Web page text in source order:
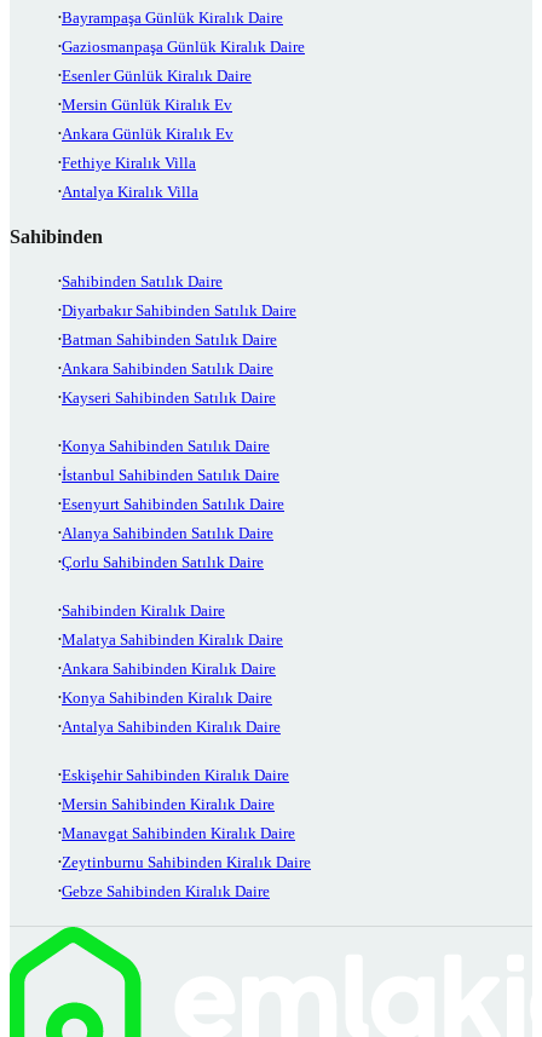
Bayrampaşa Günlük Kiralık Daire
Gaziosmanpaşa Günlük Kiralık Daire
Esenler Günlük Kiralık Daire
Mersin Günlük Kiralık Ev
Ankara Günlük Kiralık Ev
Fethiye Kiralık Villa
Antalya Kiralık Villa
Sahibinden
Sahibinden Satılık Daire
Diyarbakır Sahibinden Satılık Daire
Batman Sahibinden Satılık Daire
Ankara Sahibinden Satılık Daire
Kayseri Sahibinden Satılık Daire
Konya Sahibinden Satılık Daire
İstanbul Sahibinden Satılık Daire
Esenyurt Sahibinden Satılık Daire
Alanya Sahibinden Satılık Daire
Çorlu Sahibinden Satılık Daire
Sahibinden Kiralık Daire
Malatya Sahibinden Kiralık Daire
Ankara Sahibinden Kiralık Daire
Konya Sahibinden Kiralık Daire
Antalya Sahibinden Kiralık Daire
Eskişehir Sahibinden Kiralık Daire
Mersin Sahibinden Kiralık Daire
Manavgat Sahibinden Kiralık Daire
Zeytinburnu Sahibinden Kiralık Daire
Gebze Sahibinden Kiralık Daire